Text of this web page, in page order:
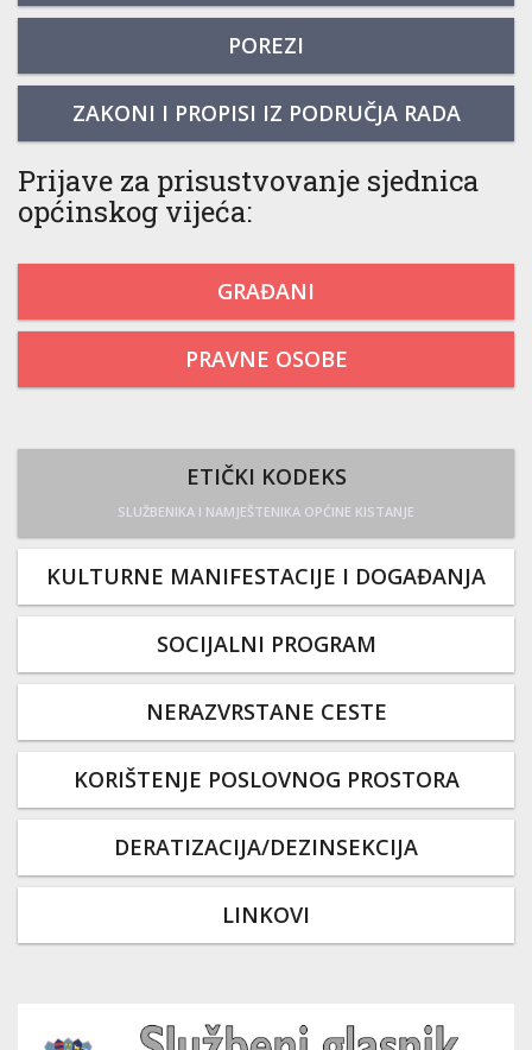
POREZI
ZAKONI I PROPISI IZ PODRUČJA RADA
Prijave za prisustvovanje sjednica
općinskog vijeća:
GRAĐANI
PRAVNE OSOBE
ETIČKI KODEKS
SLUŽBENIKA I NAMJEŠTENIKA OPĆINE KISTANJE
KULTURNE MANIFESTACIJE I DOGAĐANJA
SOCIJALNI PROGRAM
NERAZVRSTANE CESTE
KORIŠTENJE POSLOVNOG PROSTORA
DERATIZACIJA/DEZINSEKCIJA
LINKOVI